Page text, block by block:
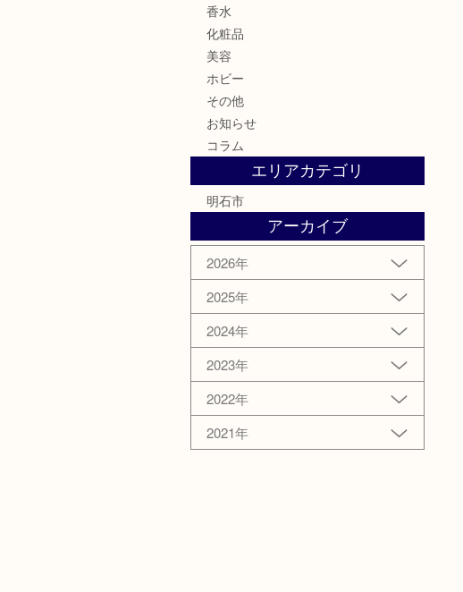
香水
化粧品
美容
ホビー
その他
お知らせ
コラム
エリアカテゴリ
明石市
アーカイブ
2026年
2025年
2024年
2023年
2022年
2021年